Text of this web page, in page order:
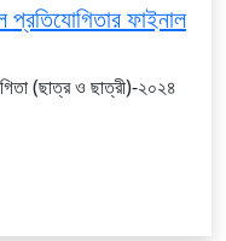
ফাইনাল
(ছাত্র ও ছাত্রী)-২০২৪